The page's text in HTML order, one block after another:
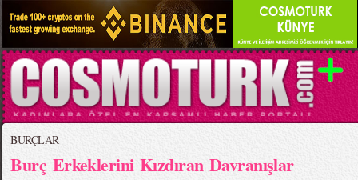
BURÇLAR
Burç Erkeklerini Kızdıran Davranışlar